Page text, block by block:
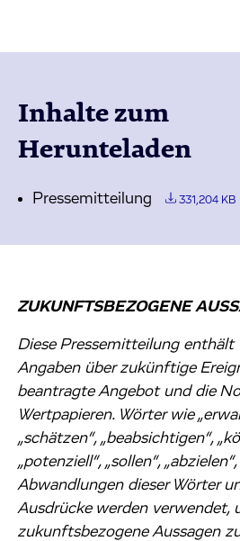
Inhalte zum
Herunteladen
Pressemitteilung 331,204 KB
ZUKUNFTSBEZOGENE
Diese Pressemitteilung enthält
Angaben über zukünftige
beantragte Angebot und die
Wertpapieren. Wörter wie
„schätzen“, „beabsichtigen“,
„potenziell“, „sollen“,
Abwandlungen dieser Wörter
Ausdrücke werden verwendet,
zukunftsbezogene Aussagen